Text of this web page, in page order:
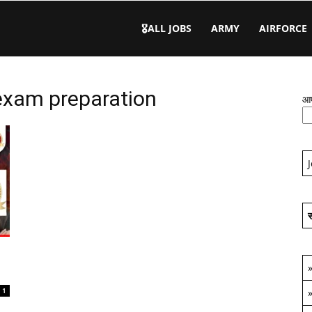
🎖️ALL JOBS ARMY AIRFORCE
preparation
1
»
»